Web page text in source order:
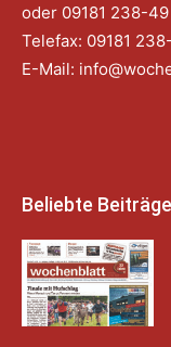
oder 09181 238-49
Telefax: 09181
E-Mail:
Beliebte Beiträge